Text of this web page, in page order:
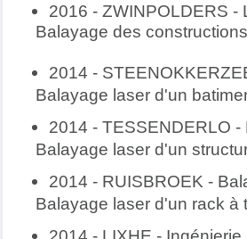
2016 - ZWINPOLDERS -
Balayage des constructions
2014 -
Balayage laser d'un
2014 - TESSENDERLO
Balayage laser d'un
2014 - RUISBROEK -
Balayage laser d'un rack à